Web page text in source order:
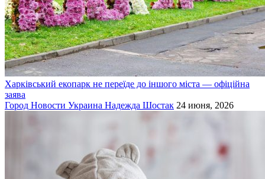
Харківський екопарк не переїде до іншого міста — офіційна
заява
Город Новости Украина Надежда Шостак 24 июня, 2026